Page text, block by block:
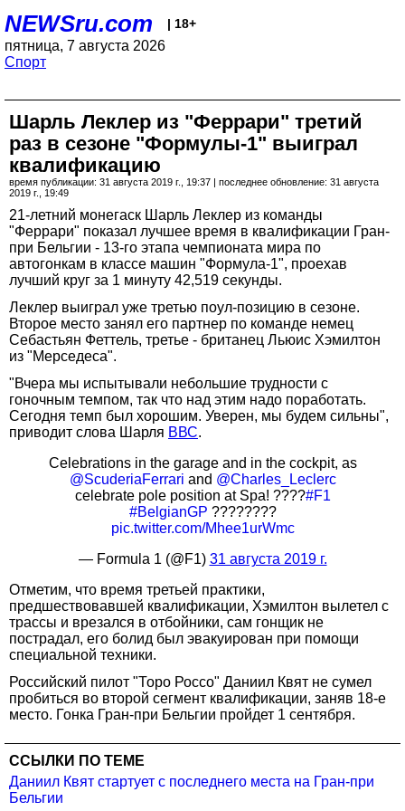
NEWSru.com | 18+
пятница, 7 августа 2026
Спорт
Шарль Леклер из "Феррари" третий
раз в сезоне "Формулы-1" выиграл
квалификацию
время публикации: 31 августа 2019 г., 19:37 | последнее обновление: 31 августа
2019 г., 19:49
21-летний монегаск Шарль Леклер из команды
"Феррари" показал лучшее время в квалификации Гран-
при Бельгии - 13-го этапа чемпионата мира по
автогонкам в классе машин "Формула-1", проехав
лучший круг за 1 минуту 42,519 секунды.
Леклер выиграл уже третью поул-позицию в сезоне.
Второе место занял его партнер по команде немец
Себастьян Феттель, третье - британец Льюис Хэмилтон
из "Мерседеса".
"Вчера мы испытывали небольшие трудности с
гоночным темпом, так что над этим надо поработать.
Сегодня темп был хорошим. Уверен, мы будем сильны",
приводит слова Шарля ВВС.
Celebrations in the garage and in the cockpit, as
@ScuderiaFerrari and @Charles_Leclerc
celebrate pole position at Spa! ????#F1
#BelgianGP ????????
pic.twitter.com/Mhee1urWmc
— Formula 1 (@F1) 31 августа 2019 г.
Отметим, что время третьей практики,
предшествовавшей квалификации, Хэмилтон вылетел с
трассы и врезался в отбойники, сам гонщик не
пострадал, его болид был эвакуирован при помощи
специальной техники.
Российский пилот "Торо Россо" Даниил Квят не сумел
пробиться во второй сегмент квалификации, заняв 18-е
место. Гонка Гран-при Бельгии пройдет 1 сентября.
ССЫЛКИ ПО ТЕМЕ
Даниил Квят стартует с последнего места на Гран-при
Бельгии